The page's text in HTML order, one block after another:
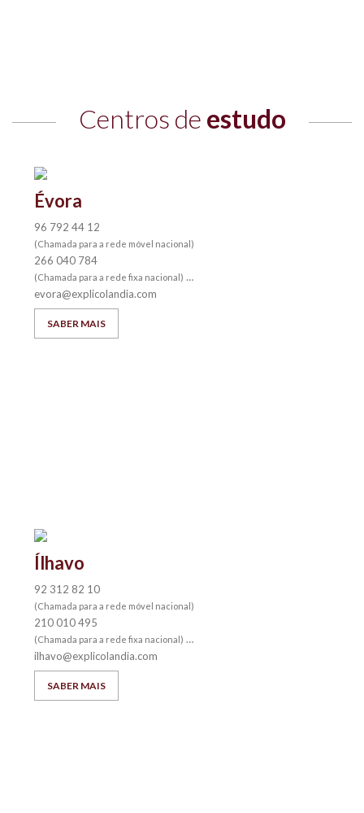
Centros de estudo
Évora
96 792 44 12
(Chamada para a rede móvel nacional)
266 040 784
(Chamada para a rede fixa nacional)
evora@explicolandia.com
SABER MAIS
Ílhavo
92 312 82 10
(Chamada para a rede móvel nacional)
210 010 495
(Chamada para a rede fixa nacional)
ilhavo@explicolandia.com
SABER MAIS